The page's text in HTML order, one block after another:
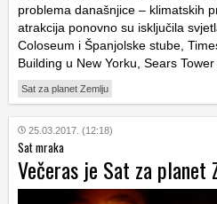
problema današnjice – klimatskih
atrakcija ponovno su isključila
Coloseum i Španjolske stube,
Building u New Yorku, Sears
Sat za planet Zemlju
25.03.2017. (12:18)
Sat mraka
Večeras je Sat za planet